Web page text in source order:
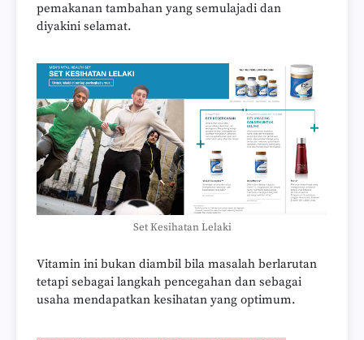
pemakanan tambahan yang semulajadi dan
diyakini selamat.
Set Kesihatan Lelaki
Vitamin ini bukan diambil bila masalah berlarutan
tetapi sebagai langkah pencegahan dan sebagai
usaha mendapatkan kesihatan yang optimum.